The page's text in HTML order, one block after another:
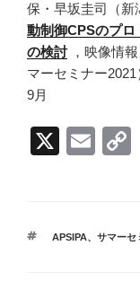
保・早坂圭司（
動制御CPSのプ
の検討，映像情報
マーセミナー
9月
X
E
タ
APSIPA、 サマーセ